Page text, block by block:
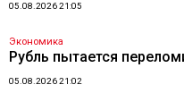
05.08.2026 21:05
Экономика
Рубль пытается
05.08.2026 21:02